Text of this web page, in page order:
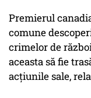
Premierul
comune
crimelor de
aceasta să fie
acţiunile sale,